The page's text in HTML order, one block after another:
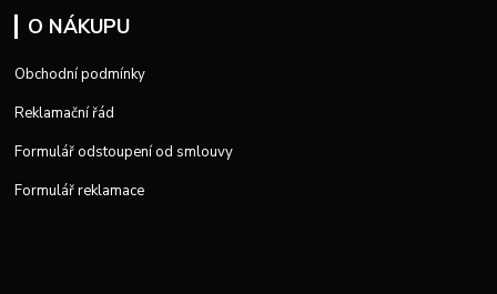
O NÁKUPU
Obchodní podmínky
Reklamační řád
Formulář odstoupení od smlouvy
Formulář reklamace